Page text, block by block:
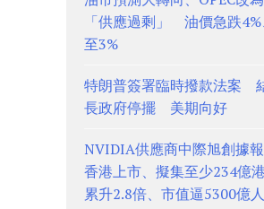
「供應過剩」 油價急跌
至3%
特朗普簽署臨時撥款法案
長政府停擺 美期向好
NVIDIA供應商中際旭創據
香港上市、擬集至少234億
累升2.8倍、市值逼5300億